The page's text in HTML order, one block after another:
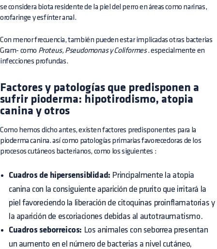
se considera biota residente de la piel del perro en áreas como narinas,
orofaringe y esfínter anal.
Con menor frecuencia, también pueden estar implicadas otras bacterias
Gram- como Proteus, Pseudomonas y Coliformes. especialmente en
infecciones profundas.
Factores y patologías que predisponen a
sufrir pioderma: hipotirodismo, atopia
canina y otros
Como hemos dicho antes, existen factores predisponentes para la
pioderma canina. así como patologías primarias favorecedoras de los
procesos cutáneos bacterianos, como los siguientes :
Cuadros de hipersensiblidad: Principalmente la atopia
canina con la consiguiente aparición de prurito que irritará la
piel favoreciendo la liberación de citoquinas proinflamatorias y
la aparición de escoriaciones debidas al autotraumatismo.
Cuadros seborreicos: Los animales con seborrea presentan
un aumento en el número de bacterias a nivel cutáneo,